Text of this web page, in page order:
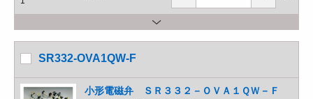
SR332-OVA1QW-F
小形電磁弁 ＳＲ３３２－ＯＶＡ１ＱＷ－Ｆ